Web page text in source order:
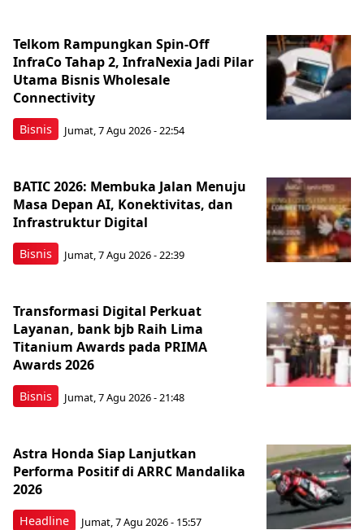
Bisnis
Telkom Rampungkan Spin-Off
InfraCo Tahap 2, InfraNexia Jadi Pilar
Utama Bisnis Wholesale
Connectivity
Jumat, 7 Agu 2026 - 22:54
Bisnis
BATIC 2026: Membuka Jalan Menuju
Masa Depan AI, Konektivitas, dan
Infrastruktur Digital
Jumat, 7 Agu 2026 - 22:39
Bisnis
Transformasi Digital Perkuat
Layanan, bank bjb Raih Lima
Titanium Awards pada PRIMA
Awards 2026
Jumat, 7 Agu 2026 - 21:48
Headline
Astra Honda Siap Lanjutkan
Performa Positif di ARRC Mandalika
2026
Jumat, 7 Agu 2026 - 15:57